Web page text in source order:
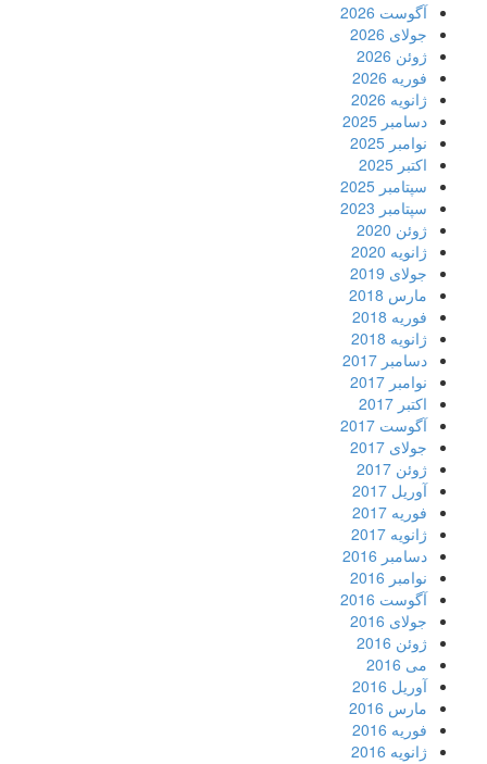
آگوست 2026
جولای 2026
ژوئن 2026
فوریه 2026
ژانویه 2026
دسامبر 2025
نوامبر 2025
اکتبر 2025
سپتامبر 2025
سپتامبر 2023
ژوئن 2020
ژانویه 2020
جولای 2019
مارس 2018
فوریه 2018
ژانویه 2018
دسامبر 2017
نوامبر 2017
اکتبر 2017
آگوست 2017
جولای 2017
ژوئن 2017
آوریل 2017
فوریه 2017
ژانویه 2017
دسامبر 2016
نوامبر 2016
آگوست 2016
جولای 2016
ژوئن 2016
می 2016
آوریل 2016
مارس 2016
فوریه 2016
ژانویه 2016